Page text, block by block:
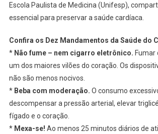
Escola Paulista de Medicina (Unifesp),
essencial para preservar a saúde cardíaca.
Confira os Dez Mandamentos da Saúde do
* Não fume – nem cigarro eletrônico. Fumar
um dos maiores vilões do coração. Os
não são menos nocivos.
* Beba com moderação. O consumo
descompensar a pressão arterial, elevar
fígado e o coração.
* Mexa-se! Ao menos 25 minutos diários de